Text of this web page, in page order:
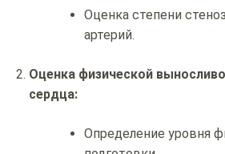
Оценка степени
артерий.
Оценка физической
сердца:
Определение уровня